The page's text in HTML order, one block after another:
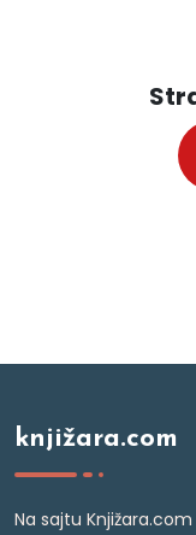
knjižara.com
Na sajtu